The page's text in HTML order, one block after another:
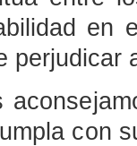
en
perjudicar
con